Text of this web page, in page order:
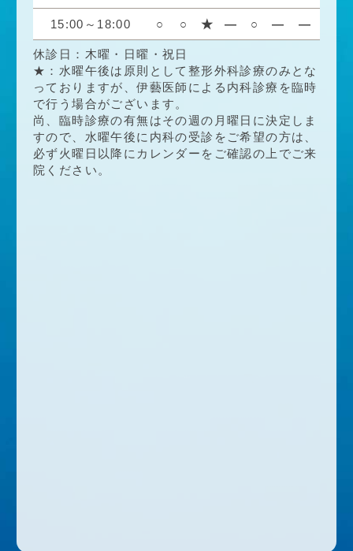
休診日：木曜・日曜・祝日
★：水曜午後は原則として整形外科診療のみとな
っておりますが、伊藝医師による内科診療を臨時
で行う場合がございます。
尚、臨時診療の有無はその週の月曜日に決定しま
すので、水曜午後に内科の受診をご希望の方は、
必ず火曜日以降にカレンダーをご確認の上でご来
院ください。
15:00～18:00 ○ ○ ★ ― ○ ― ―